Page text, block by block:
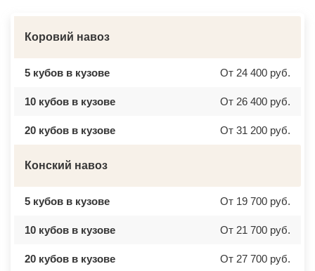
Коровий навоз
5 кубов в кузове От 24 400 руб.
10 кубов в кузове От 26 400 руб.
20 кубов в кузове От 31 200 руб.
Конский навоз
5 кубов в кузове От 19 700 руб.
10 кубов в кузове От 21 700 руб.
20 кубов в кузове От 27 700 руб.